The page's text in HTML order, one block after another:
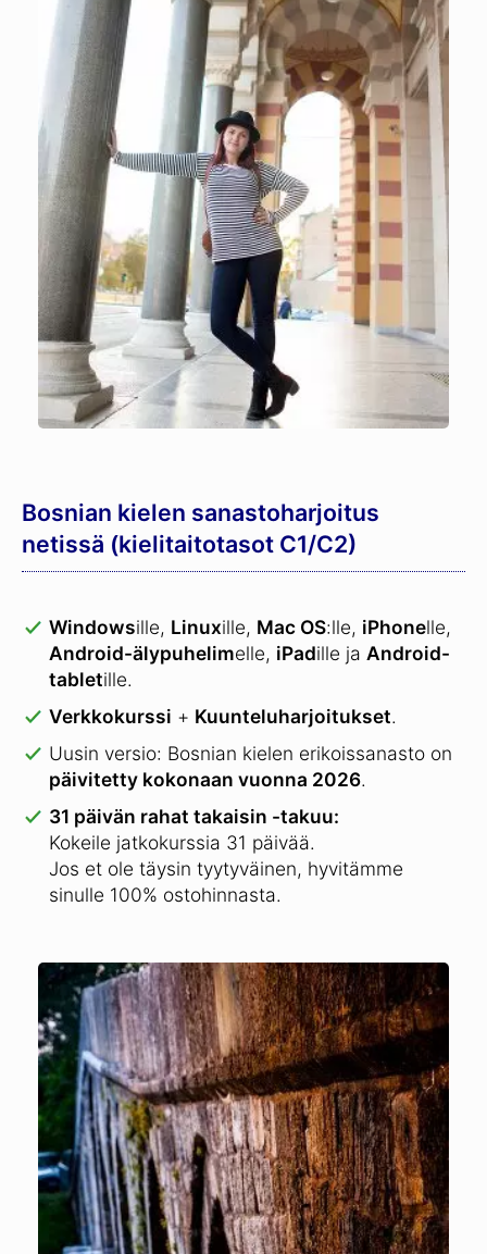
Bosnian kielen sanastoharjoitus
netissä (kielitaitotasot C1/C2)
Windowsille, Linuxille, Mac OS:lle, iPhonelle,
Android-älypuhelimelle, iPadille ja Android-
tabletille.
Verkkokurssi + Kuunteluharjoitukset.
Uusin versio: Bosnian kielen erikoissanasto on
päivitetty kokonaan vuonna 2026.
31 päivän rahat takaisin -takuu:
Kokeile jatkokurssia 31 päivää.
Jos et ole täysin tyytyväinen, hyvitämme
sinulle 100% ostohinnasta.